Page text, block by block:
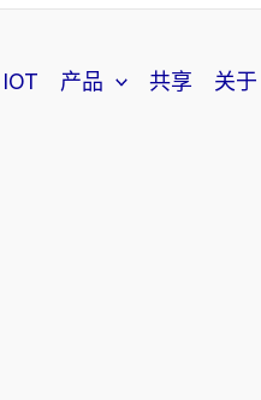
IOT 产品 共享 关于